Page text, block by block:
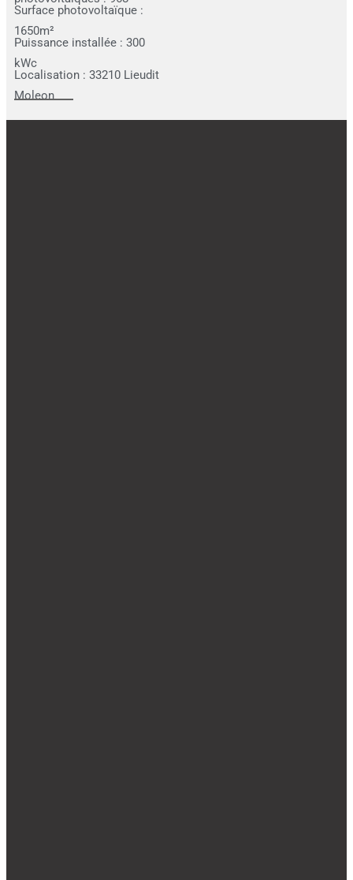
Surface photovoltaïque :
1650m²
Puissance installée : 300
kWc
Localisation : 33210 Lieudit
Moleon